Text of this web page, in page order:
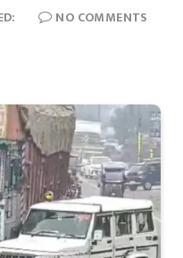
NO COMMENTS